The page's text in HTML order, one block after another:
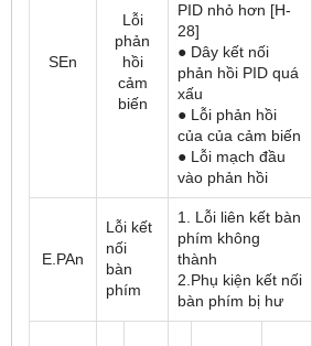
SEn
Lỗi
phản
hồi
cảm
biến
PID nhỏ hơn [H-
28]
● Dây kết nối
phản hồi PID quá
xấu
● Lỗi phản hồi
của của cảm biến
● Lỗi mạch đầu
vào phản hồi
E.PAn
Lỗi kết
nối
bàn
phím
1. Lỗi liên kết bàn
phím không
thành
2.Phụ kiện kết nối
bàn phím bị hư